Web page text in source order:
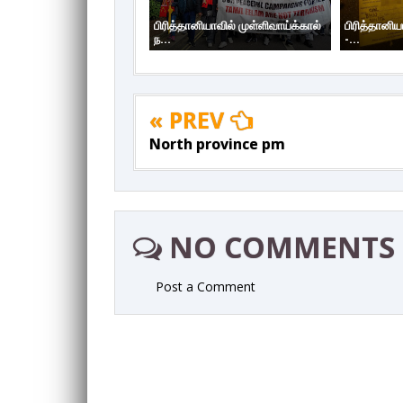
பிரித்தானியாவில் முள்ளிவாய்க்கால்
ந...
-...
« PREV
North province pm
NO COMMENTS
Post a Comment